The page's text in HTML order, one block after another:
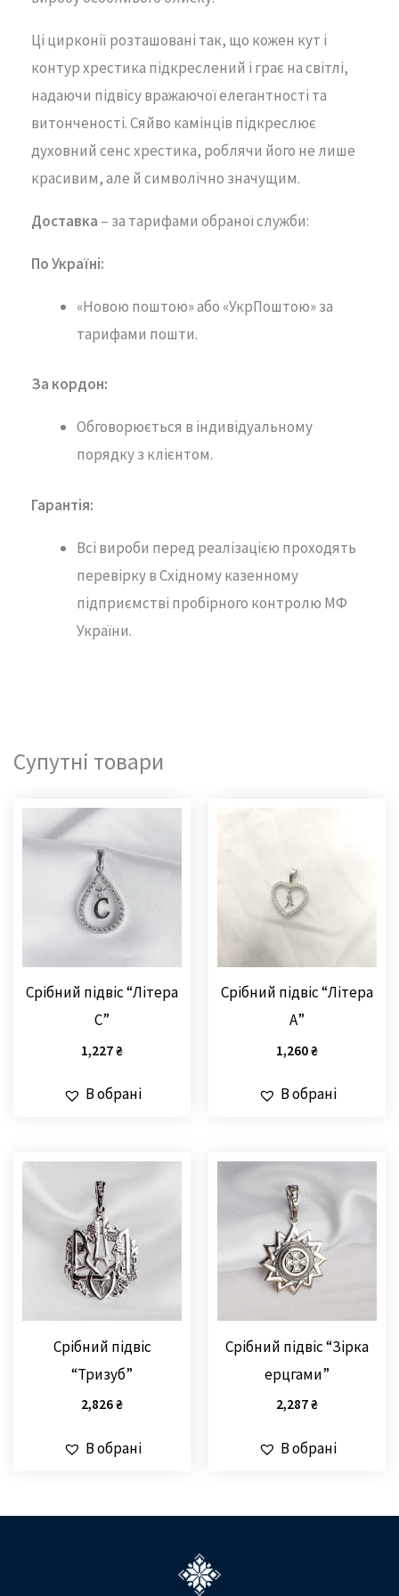
Ці цирконії розташовані так, що кожен кут і
контур хрестика підкреслений і грає на світлі,
надаючи підвісу вражаючої елегантності та
витонченості. Сяйво камінців підкреслює
духовний сенс хрестика, роблячи його не лише
красивим, але й символічно значущим.
Доставка – за тарифами обраної служби:
По Україні:
«Новою поштою» або «УкрПоштою» за
тарифами пошти.
За кордон:
Обговорюється в індивідуальному
порядку з клієнтом.
Гарантія:
Всі вироби перед реалізацією проходять
перевірку в Східному казенному
підприємстві пробірного контролю МФ
України.
Супутні товари
Срібний підвіс “Літера
С”
1,227₴
В обрані
Срібний підвіс “Літера
А”
1,260₴
В обрані
Срібний підвіс
“Тризуб”
2,826₴
В обрані
Срібний підвіс “Зірка
ерцгами”
2,287₴
В обрані